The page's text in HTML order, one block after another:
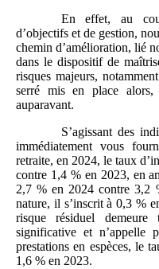
En effet, au
d’objectifs et de gestion,
chemin d’amélioration, lié
dans le dispositif de
risques majeurs,
serré mis en place
auparavant.
S’agissant des
immédiatement vous
retraite, en 2024, le taux
contre 1,4 % en 2023, en
2,7 % en 2024 contre 3,2
nature, il s’inscrit à 0,3 %
risque résiduel demeure
significative et n’appelle
prestations en espèces, le
1,6 % en 2023.